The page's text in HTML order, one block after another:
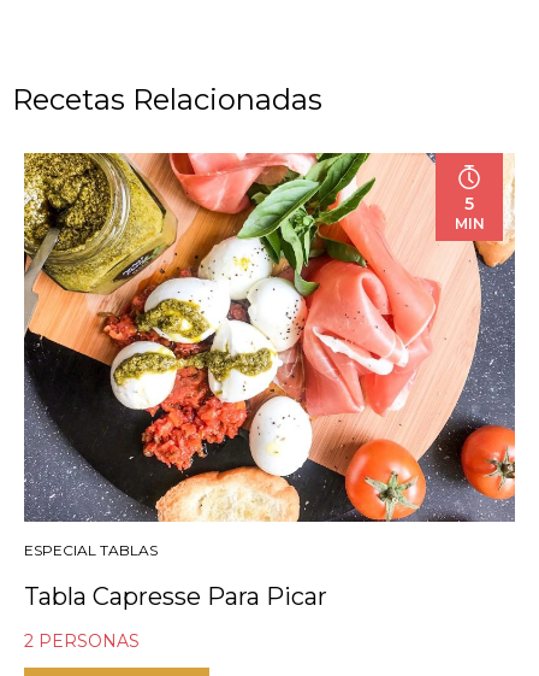
Recetas Relacionadas
5
MIN
ESPECIAL TABLAS
Tabla Capresse Para Picar
2 PERSONAS